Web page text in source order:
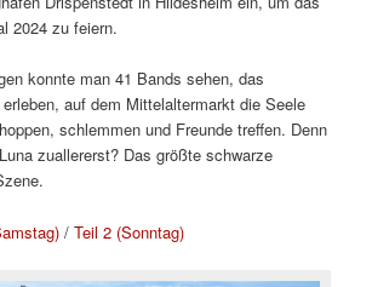
2024 zu feiern.
konnte man 41 Bands sehen, das
auf dem Mittelaltermarkt die Seele
schlemmen und Freunde treffen. Denn
zuallererst? Das größte schwarze
/Teil 2 (Sonntag)